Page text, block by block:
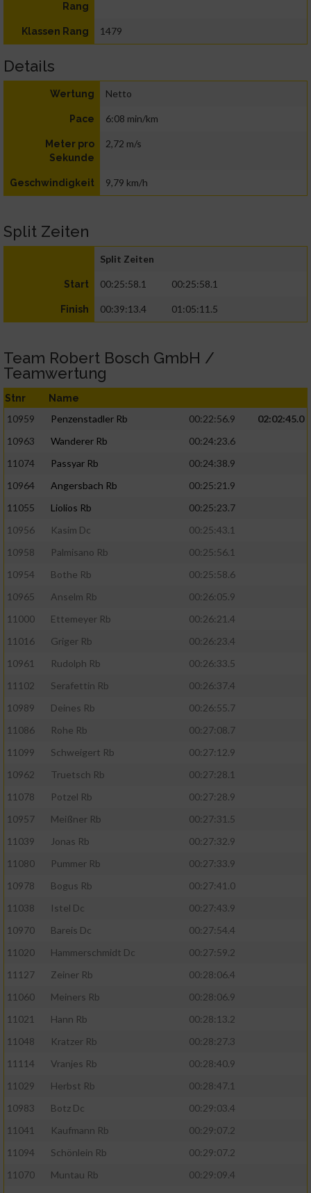
Rang
Klassen Rang 1479
Details
Wertung Netto
Pace 6:08 min/km
Meter pro
Sekunde
2,72 m/s
Geschwindigkeit 9,79 km/h
Split Zeiten
Split Zeiten
Start 00:25:58.1 00:25:58.1
Finish 00:39:13.4 01:05:11.5
Team Robert Bosch GmbH /
Teamwertung
Stnr Name
10959 Penzenstadler Rb 00:22:56.9
02:02:45.0
10963
Wanderer Rb
00:24:23.6
11074
Passyar Rb
00:24:38.9
10964
Angersbach Rb
00:25:21.9
11055
Liolios Rb
00:25:23.7
10956
Kasim Dc
00:25:43.1
10958
Palmisano Rb
00:25:56.1
10954
Bothe Rb
00:25:58.6
10965
Anselm Rb
00:26:05.9
11000
Ettemeyer Rb
00:26:21.4
11016
Griger Rb
00:26:23.4
10961
Rudolph Rb
00:26:33.5
11102
Serafettin Rb
00:26:37.4
10989
Deines Rb
00:26:55.7
11086
Rohe Rb
00:27:08.7
11099
Schweigert Rb
00:27:12.9
10962
Truetsch Rb
00:27:28.1
11078
Potzel Rb
00:27:28.9
10957
Meißner Rb
00:27:31.5
11039
Jonas Rb
00:27:32.9
11080
Pummer Rb
00:27:33.9
10978
Bogus Rb
00:27:41.0
11038
Istel Dc
00:27:43.9
10970
Bareis Dc
00:27:54.4
11020
Hammerschmidt Dc
00:27:59.2
11127
Zeiner Rb
00:28:06.4
11060
Meiners Rb
00:28:06.9
11021
Hann Rb
00:28:13.2
11048
Kratzer Rb
00:28:27.3
11114
Vranjes Rb
00:28:40.9
11029
Herbst Rb
00:28:47.1
10983
Botz Dc
00:29:03.4
11041
Kaufmann Rb
00:29:07.2
11094
Schönlein Rb
00:29:07.2
11070
Muntau Rb
00:29:09.4